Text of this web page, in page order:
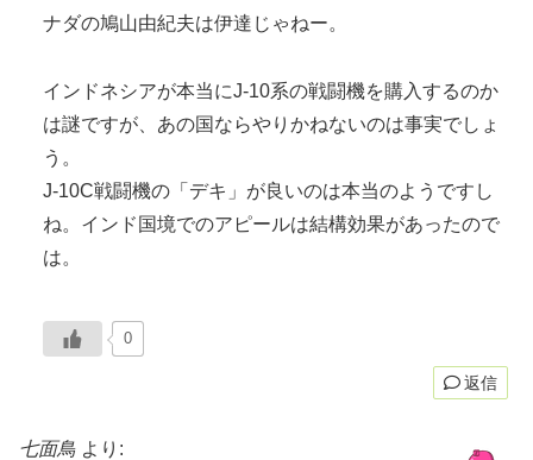
ナダの鳩山由紀夫は伊達じゃねー。
インドネシアが本当にJ-10系の戦闘機を購入するのか
は謎ですが、あの国ならやりかねないのは事実でしょ
う。
J-10C戦闘機の「デキ」が良いのは本当のようですし
ね。インド国境でのアピールは結構効果があったので
は。
0
返信
七面鳥 より: